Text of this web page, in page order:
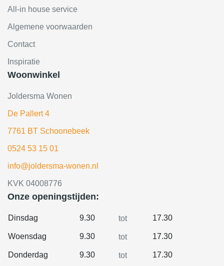
All-in house service
Algemene voorwaarden
Contact
Inspiratie
Woonwinkel
Joldersma Wonen
De Pallert 4
7761 BT Schoonebeek
0524 53 15 01
info@joldersma-wonen.nl
KVK 04008776
Onze openingstijden:
Dinsdag 9.30 tot 17.30
Woensdag 9.30 tot 17.30
Donderdag 9.30 tot 17.30